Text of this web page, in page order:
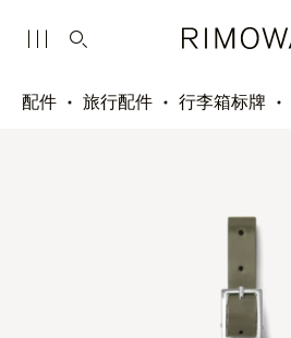
配件 旅行配件 行李箱标牌